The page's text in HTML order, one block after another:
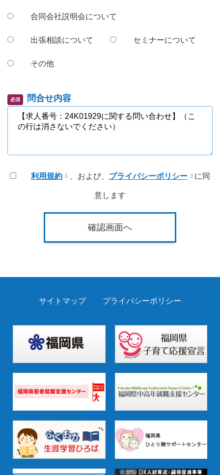
合同会社説明会について
出張相談について セミナーについて
その他
必須 問合せ内容
利用規約 、および、 プライバシーポリシー に同
意します
サイトマップ プライバシーポリシー